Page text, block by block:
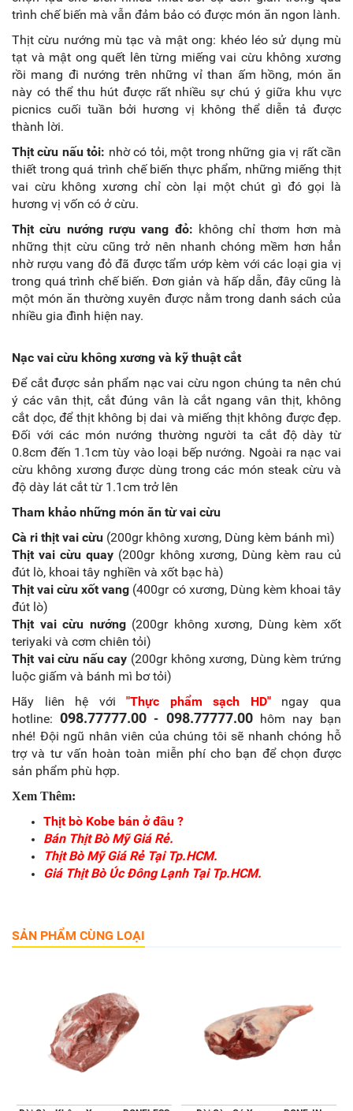
trình chế biến mà vẫn đảm bảo có được món ăn ngon lành.
Thịt cừu nướng mù tạc và mật ong: khéo léo sử dụng mù
tạt và mật ong quết lên từng miếngvai cừu không xương
rồi mang đi nướng trên những vỉ than ấm hồng, món ăn
này có thể thu hút được rất nhiều sự chú ý giữa khu vực
picnics cuối tuần bởi hương vị không thể diễn tả được
thành lời.
Thịt cừu nấu tỏi: nhờ có tỏi, một trong những gia vị rất cần
thiết trong quá trình chế biến thực phẩm, những miếng thịt
vai cừu không xương chỉ còn lại một chút gì đó gọi là
hương vị vốn có ở cừu.
Thịt cừu nướng rượu vang đỏ: không chỉ thơm hơn mà
những thịt cừu cũng trở nên nhanh chóng mềm hơn hẳn
nhờ rượu vang đỏ đã được tẩm ướp kèm với các loại gia vị
trong quá trình chế biến. Đơn giản và hấp dẫn, đây cũng là
một món ăn thường xuyên được nằm trong danh sách của
nhiều gia đình hiện nay.
Nạc vai cừu không xương và kỹ thuật cắt
Để cắt được sản phẩm nạc vai cừu ngon chúng ta nên chú
ý các vân thịt, cắt đúng vân là cắt ngang vân thịt, không
cắt dọc, để thịt không bị dai và miếng thịt không được đẹp.
Đối với các món nướng thường người ta cắt độ dày từ
0.8cm đến 1.1cm tùy vào loại bếp nướng. Ngoài ra nạc vai
cừu không xương được dùng trong các món steak cừu và
độ dày lát cắt từ 1.1cm trở lên
Tham khảo những món ăn từ vai cừu
Cà ri thịt vai cừu (200gr không xương, Dùng kèm bánh mì)
Thịt vai cừu quay (200gr không xương, Dùng kèm rau củ
đút lò, khoai tây nghiền và xốt bạc hà)
Thịt vai cừu xốt vang (400gr có xương, Dùng kèm khoai tây
đút lò)
Thịt vai cừu nướng(200gr không xương, Dùng kèm xốt
teriyaki và cơm chiên tỏi)
Thịt vai cừu nấu cay (200gr không xương, Dùng kèm trứng
luộc giấm và bánh mì bơ tỏi)
Hãy liên hệ với"Thực phẩm sạch HD"ngay qua
hotline: 098.77777.00- 098.77777.00 hôm nay bạn
nhé! Đội ngũ nhân viên của chúng tôi sẽ nhanh chóng hỗ
trợ và tư vấn hoàn toàn miễn phí cho bạn để chọn được
sản phẩm phù hợp.
Xem Thêm:
Thịt bò Kobe bán ở đâu ?
Bán Thịt Bò Mỹ Giá Rẻ.
Thịt Bò Mỹ Giá Rẻ Tại Tp.HCM.
Giá Thịt Bò Úc Đông Lạnh Tại Tp.HCM.
SẢN PHẨM CÙNG LOẠI